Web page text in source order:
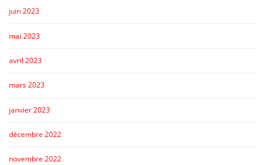
juin 2023
mai 2023
avril 2023
mars 2023
janvier 2023
décembre 2022
novembre 2022